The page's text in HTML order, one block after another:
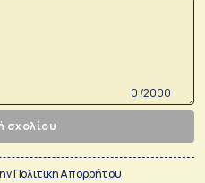
0 /2000
σχολίου
Πολιτικη Απορρήτου